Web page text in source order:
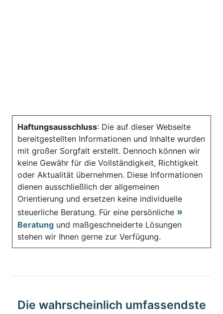
Haftungsausschluss: Die auf dieser Webseite
bereitgestellten Informationen und Inhalte wurden
mit großer Sorgfalt erstellt. Dennoch können wir
keine Gewähr für die Vollständigkeit, Richtigkeit
oder Aktualität übernehmen. Diese Informationen
dienen ausschließlich der allgemeinen
Orientierung und ersetzen keine individuelle
steuerliche Beratung. Für eine persönliche
Beratung und maßgeschneiderte Lösungen
stehen wir Ihnen gerne zur Verfügung.
Die wahrscheinlich umfassendste